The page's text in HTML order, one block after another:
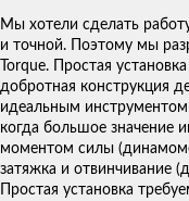
Мы хотели сделать
и точной. Поэтому мы
Torque. Простая
добротная конструкция
идеальным
когда большое значение
моментом силы
затяжка и отвинчивание
Простая установка